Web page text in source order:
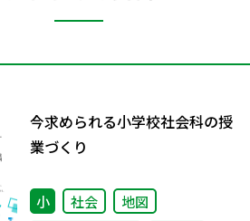
今求められる小学校社会科の授
業づくり
小 社会
地図